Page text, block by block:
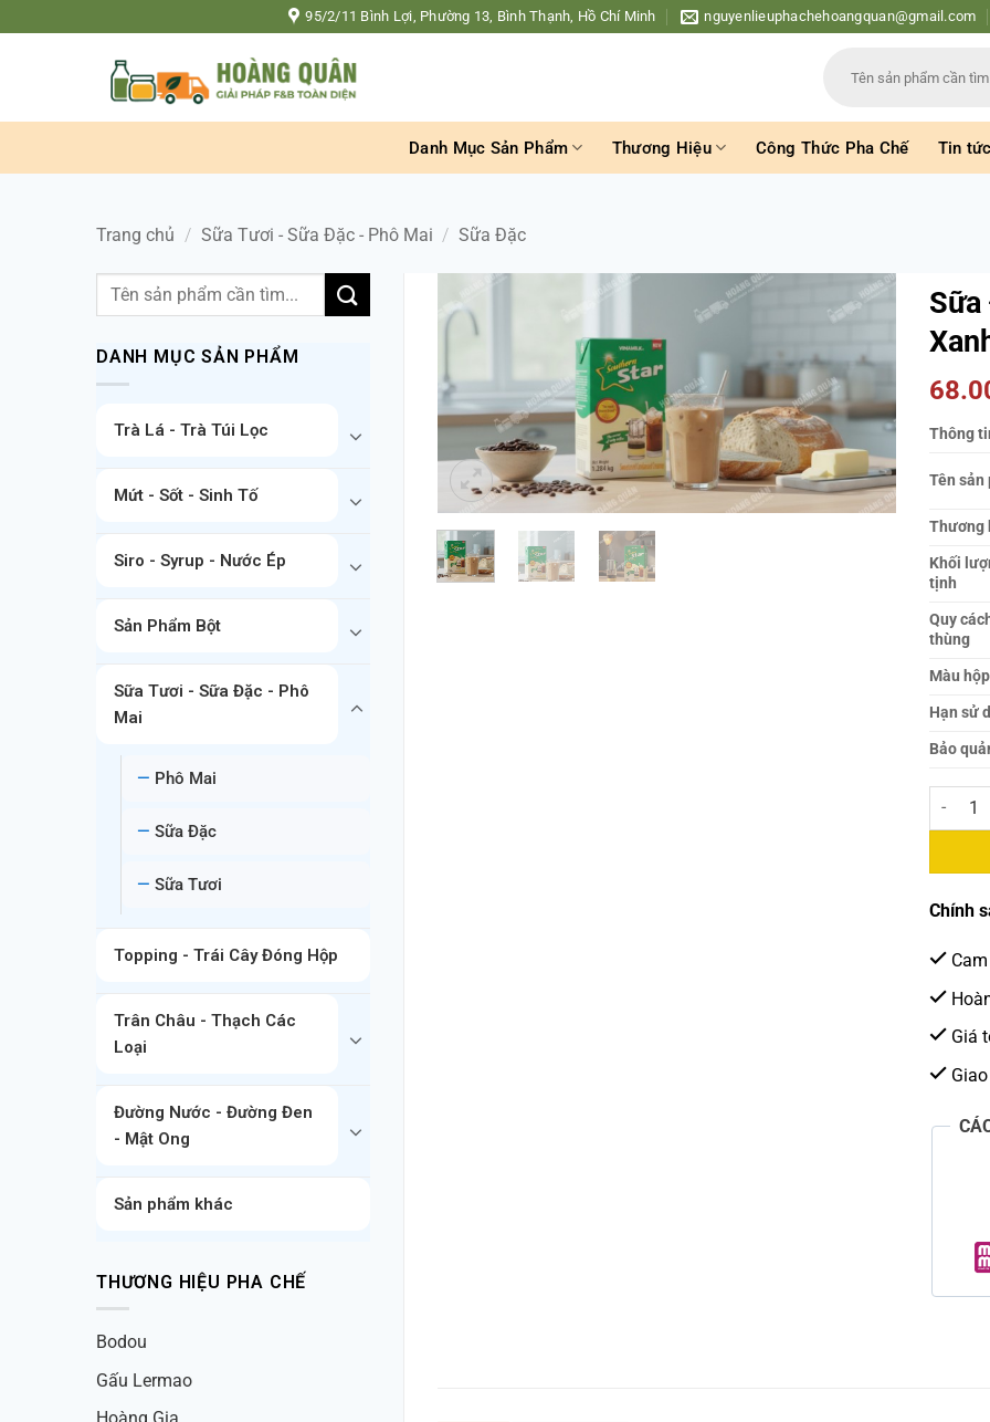
qua
95/2/11 Bình Lợi, Phường 13, Bình Thạnh, Hồ Chí Minh nguyenlieuphachehoangquan@gmail.com
kiếm:
Danh Mục Sản Phẩm Thương Hiệu Công Thức Pha Chế Tin
Trang chủ / Sữa Tươi - Sữa Đặc - Phô Mai / Sữa Đặc
Tìm
DANH MỤC SẢN PHẨM
Trà Lá - Trà Túi Lọc
Mứt - Sốt - Sinh Tố
Siro - Syrup - Nước Ép
Sản Phẩm Bột
Sữa Tươi - Sữa Đặc - Phô
Mai
Phô Mai
Sữa Đặc
Sữa Tươi
Topping - Trái Cây Đóng Hộp
Trân Châu - Thạch Các
Loại
Đường Nước - Đường Đen
- Mật Ong
Sản phẩm khác
THƯƠNG HIỆU PHA CHẾ
Bodou
Gấu Lermao
Thông
Tên sản
Thương
Khối
tịnh
Quy
thùng
Màu hộp
Hạn sử
Bảo
Sữa
Chính
Giá